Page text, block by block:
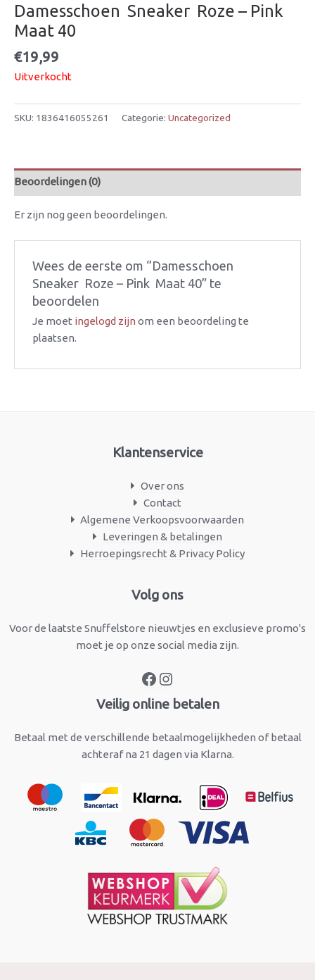
Damesschoen  Sneaker  Roze – Pink 
Maat 40
€19,99
Uitverkocht
SKU: 1836416055261 Categorie: Uncategorized
Beoordelingen (0)
Er zijn nog geen beoordelingen.
Wees de eerste om “Damesschoen 
Sneaker  Roze – Pink  Maat 40” te
beoordelen
Je moet ingelogd zijn om een beoordeling te
plaatsen.
Klantenservice
Over ons
Contact
Algemene Verkoopsvoorwaarden
Leveringen & betalingen
Herroepingsrecht & Privacy Policy
Volg ons
Voor de laatste Snuffelstore nieuwtjes en exclusieve promo's
moet je op onze social media zijn.
Facebook
Veilig online betalen
Betaal met de verschillende betaalmogelijkheden of betaal
achteraf na 21 dagen via Klarna.